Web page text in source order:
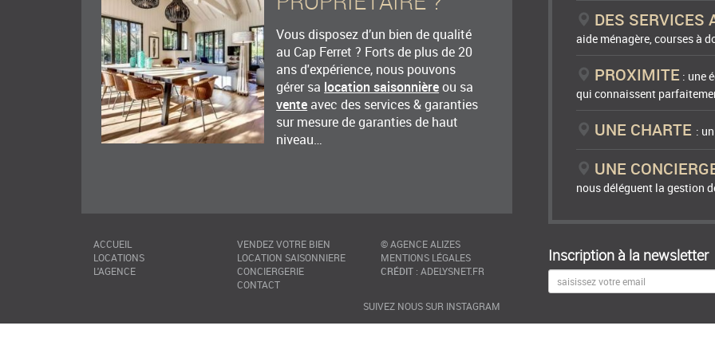
15/07/2023 à 12:54
Benjamin est très disponible et réactif à nos demandes, très belles région à découvrir.
Appartement joliment décoré et très pratique, bien équipé, avec une piscine agréable pour les enfants.
Détails de la note
20/06/2023 à 07:34
Stephanie
Agréable endroit très bien situé
DES SERVICES
aide ménagère, courses à
PROXIMITE : une
qui connaissent
UNE CHARTE :
UNE
nous déléguent la gestion
Inscription à la newsletter
Vous disposez d’un bien de qualité
au Cap Ferret ? Forts de plus de 20
ans d'expérience, nous pouvons
gérer sa location saisonnièreou sa
vente avec des services & garanties
sur mesure de garanties de haut
niveau…
ACCUEIL
LOCATIONS
L'AGENCE
VENDEZ VOTRE BIEN
LOCATION SAISONNIERE
CONCIERGERIE
CONTACT
©AGENCE ALIZES
MENTIONS LÉGALES
CRÉDIT : ADELYSNET.FR
SUIVEZ NOUS SUR INSTAGRAM